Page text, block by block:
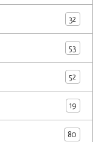
32
53
52
19
80